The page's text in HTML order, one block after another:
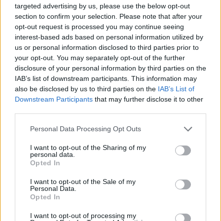
targeted advertising by us, please use the below opt-out
section to confirm your selection. Please note that after your
opt-out request is processed you may continue seeing
interest-based ads based on personal information utilized by
us or personal information disclosed to third parties prior to
your opt-out. You may separately opt-out of the further
disclosure of your personal information by third parties on the
IAB’s list of downstream participants. This information may
also be disclosed by us to third parties on the IAB’s List of
Downstream Participants that may further disclose it to other
Personal Data Processing Opt Outs
I want to opt-out of the Sharing of my
personal data.
Opted In
I want to opt-out of the Sale of my
Personal Data.
Opted In
I want to opt-out of processing my
zdravotní problémy. V té době jsem začala pátrat po příčině.
Selským rozumem jsem došla k vysvětlení, že problém je ve
Jiří Svoboda: Znovuzvolení Václava Klause: Je to politik
zásadový a tím pádem i velmi dobře čitelný
11.4.2008
S otázkou „Václav Klaus by znovu zvolen prezidentem ČR, co to
bude znamenat pro politiku v oblasti životního prostředí?“ se na
mne obrátili redaktoři časopisu Ekolist. Dost dobře jsem
životního prostředí nepovažuji. Zabývám se historickou
klimatologií a jejími aspekty v minulosti, což je obor od oblasti
problematiky životního prostředí dosti vzdálený. Nicméně při
klimatickou minulost a současnou ochranu životního prostředí
svým způsobem spojují.
Tereza Šímová: Znovuzvolení Václava Klause:
Ekonomické myšlení k životnímu prostředí patří
„Chci racionální politiku ochrany životního prostředí, které je